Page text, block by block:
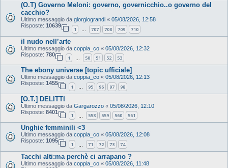
(O.T) Governo Meloni: governo, governicchio..o governo del
cacchio?
Ultimo messaggio da giorgiograndi « 05/08/2026, 12:58
Risposte: 10639
1 707 708 709 710
il nudo nell’arte
Ultimo messaggio da coppia_co « 05/08/2026, 12:32
Risposte: 780
1 50 51 52 53
The ebony universe [topic ufficiale]
Ultimo messaggio da coppia_co « 05/08/2026, 12:13
Risposte: 1455
1 … 95 96 97 98
[O.T.] DELITTI
Ultimo messaggio da Gargarozzo « 05/08/2026, 12:10
Risposte: 8401
1 558 559 560 561
Unghie femminili <3
Ultimo messaggio da coppia_co « 05/08/2026, 12:08
Risposte: 1095
1 71 72 73 74
Tacchi alti:ma perchè ci arrapano ?
Ultimo messaggio da coppia_co « 05/08/2026, 11:48